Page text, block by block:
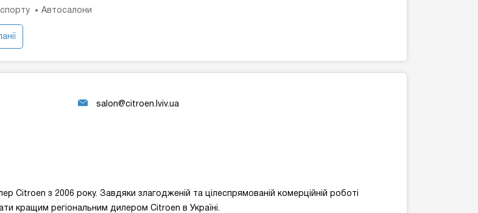
Автосалони
salon@citroen.lviv.ua
Citroen з 2006 року. Завдяки злагодженій та цілеспрямованій комерційній роботі
кращим регіональним дилером Citroen в Україні.